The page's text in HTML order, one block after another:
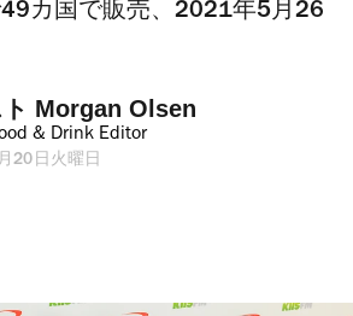
カ国で販売、2021年5月26
Morgan Olsen
& Drink Editor
20日火曜日